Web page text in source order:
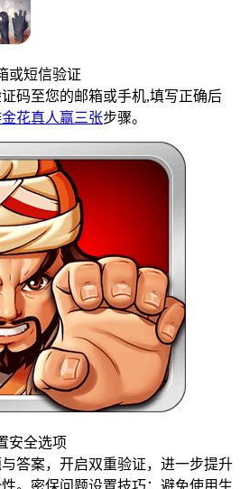
或短信验证
码至您的邮箱或手机,填写正确后
花真人赢三张步骤。
安全选项
答案，开启双重验证，进一步提升
。密保问题设置技巧：避免使用生